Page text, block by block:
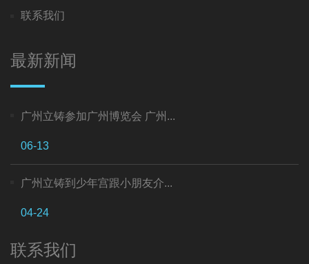
联系我们
最新新闻
广州立铸参加广州博览会 广州...
06-13
广州立铸到少年宫跟小朋友介...
04-24
联系我们